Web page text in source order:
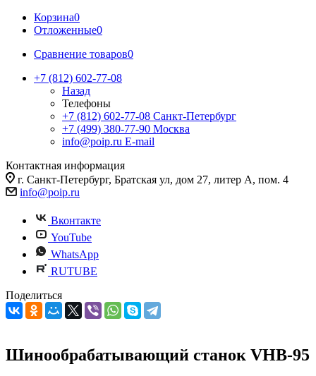
Корзина0
Отложенные0
Сравнение товаров0
+7 (812) 602-77-08
Назад
Телефоны
+7 (812) 602-77-08 Санкт-Петербург
+7 (499) 380-77-90 Москва
info@poip.ru E-mail
Контактная информация
г. Санкт-Петербург, Братская ул, дом 27, литер А, пом. 4
info@poip.ru
Вконтакте
YouTube
WhatsApp
RUTUBE
Поделиться
Шинообрабатывающий станок VHB-95